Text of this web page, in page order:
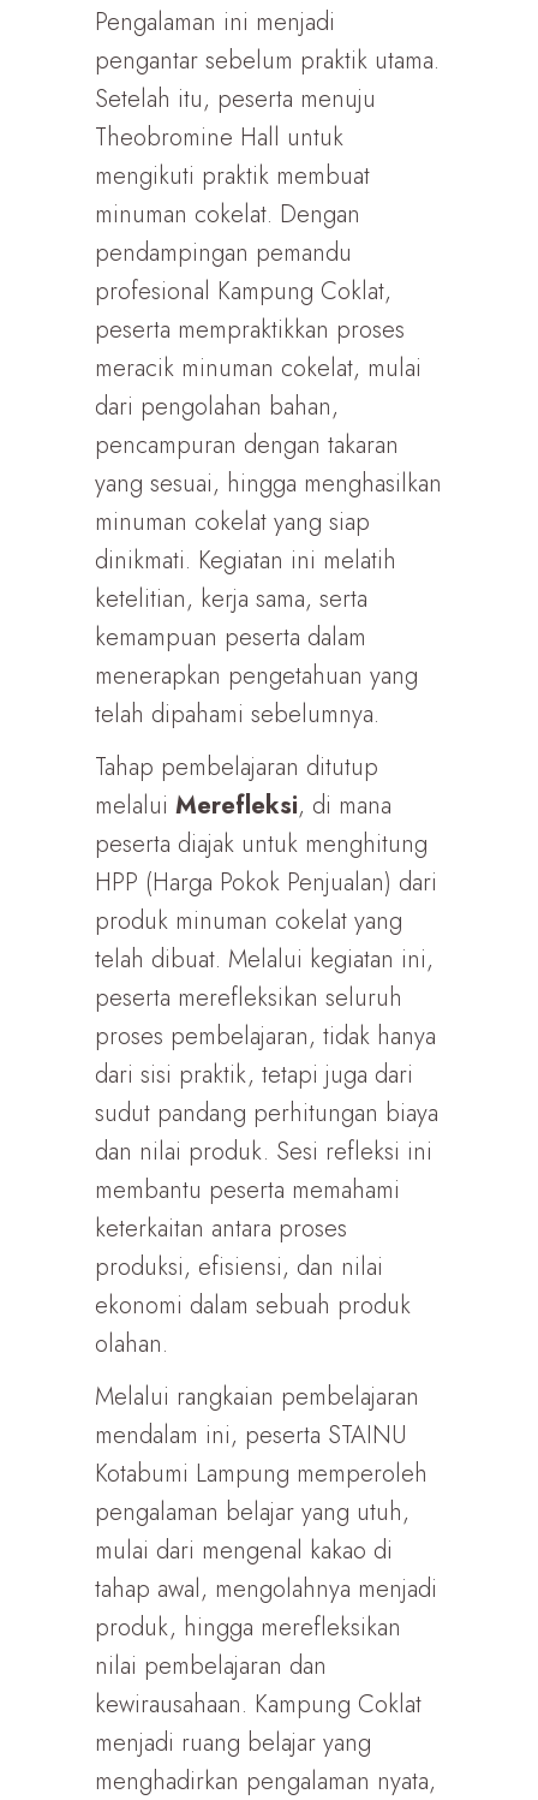
Pengalaman ini menjadi
pengantar sebelum praktik utama.
Setelah itu, peserta menuju
Theobromine Hall untuk
mengikuti praktik membuat
minuman cokelat. Dengan
pendampingan pemandu
profesional Kampung Coklat,
peserta mempraktikkan proses
meracik minuman cokelat, mulai
dari pengolahan bahan,
pencampuran dengan takaran
yang sesuai, hingga menghasilkan
minuman cokelat yang siap
dinikmati. Kegiatan ini melatih
ketelitian, kerja sama, serta
kemampuan peserta dalam
menerapkan pengetahuan yang
telah dipahami sebelumnya.
Tahap pembelajaran ditutup
melalui Merefleksi, di mana
peserta diajak untuk menghitung
HPP (Harga Pokok Penjualan) dari
produk minuman cokelat yang
telah dibuat. Melalui kegiatan ini,
peserta merefleksikan seluruh
proses pembelajaran, tidak hanya
dari sisi praktik, tetapi juga dari
sudut pandang perhitungan biaya
dan nilai produk. Sesi refleksi ini
membantu peserta memahami
keterkaitan antara proses
produksi, efisiensi, dan nilai
ekonomi dalam sebuah produk
olahan.
Melalui rangkaian pembelajaran
mendalam ini, peserta STAINU
Kotabumi Lampung memperoleh
pengalaman belajar yang utuh,
mulai dari mengenal kakao di
tahap awal, mengolahnya menjadi
produk, hingga merefleksikan
nilai pembelajaran dan
kewirausahaan. Kampung Coklat
menjadi ruang belajar yang
menghadirkan pengalaman nyata,